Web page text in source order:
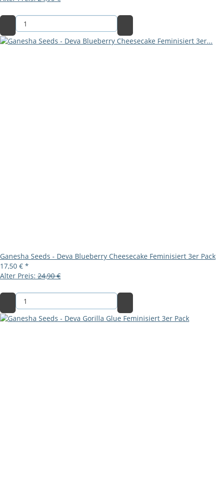
Ganesha Seeds - Deva Blueberry Cheesecake Feminisiert 3er Pack
17,50 € *
Alter Preis: 24,90 €